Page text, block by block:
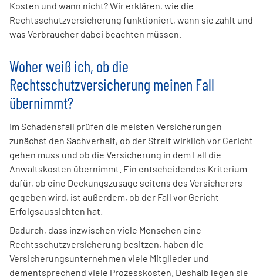
Kosten und wann nicht? Wir erklären, wie die
Rechtsschutzversicherung funktioniert, wann sie zahlt und
was Verbraucher dabei beachten müssen.
Woher weiß ich, ob die
Rechtsschutzversicherung meinen Fall
übernimmt?
Im Schadensfall prüfen die meisten Versicherungen
zunächst den Sachverhalt, ob der Streit wirklich vor Gericht
gehen muss und ob die Versicherung in dem Fall die
Anwaltskosten übernimmt. Ein entscheidendes Kriterium
dafür, ob eine Deckungszusage seitens des Versicherers
gegeben wird, ist außerdem, ob der Fall vor Gericht
Erfolgsaussichten hat.
Dadurch, dass inzwischen viele Menschen eine
Rechtsschutzversicherung besitzen, haben die
Versicherungsunternehmen viele Mitglieder und
dementsprechend viele Prozesskosten. Deshalb legen sie